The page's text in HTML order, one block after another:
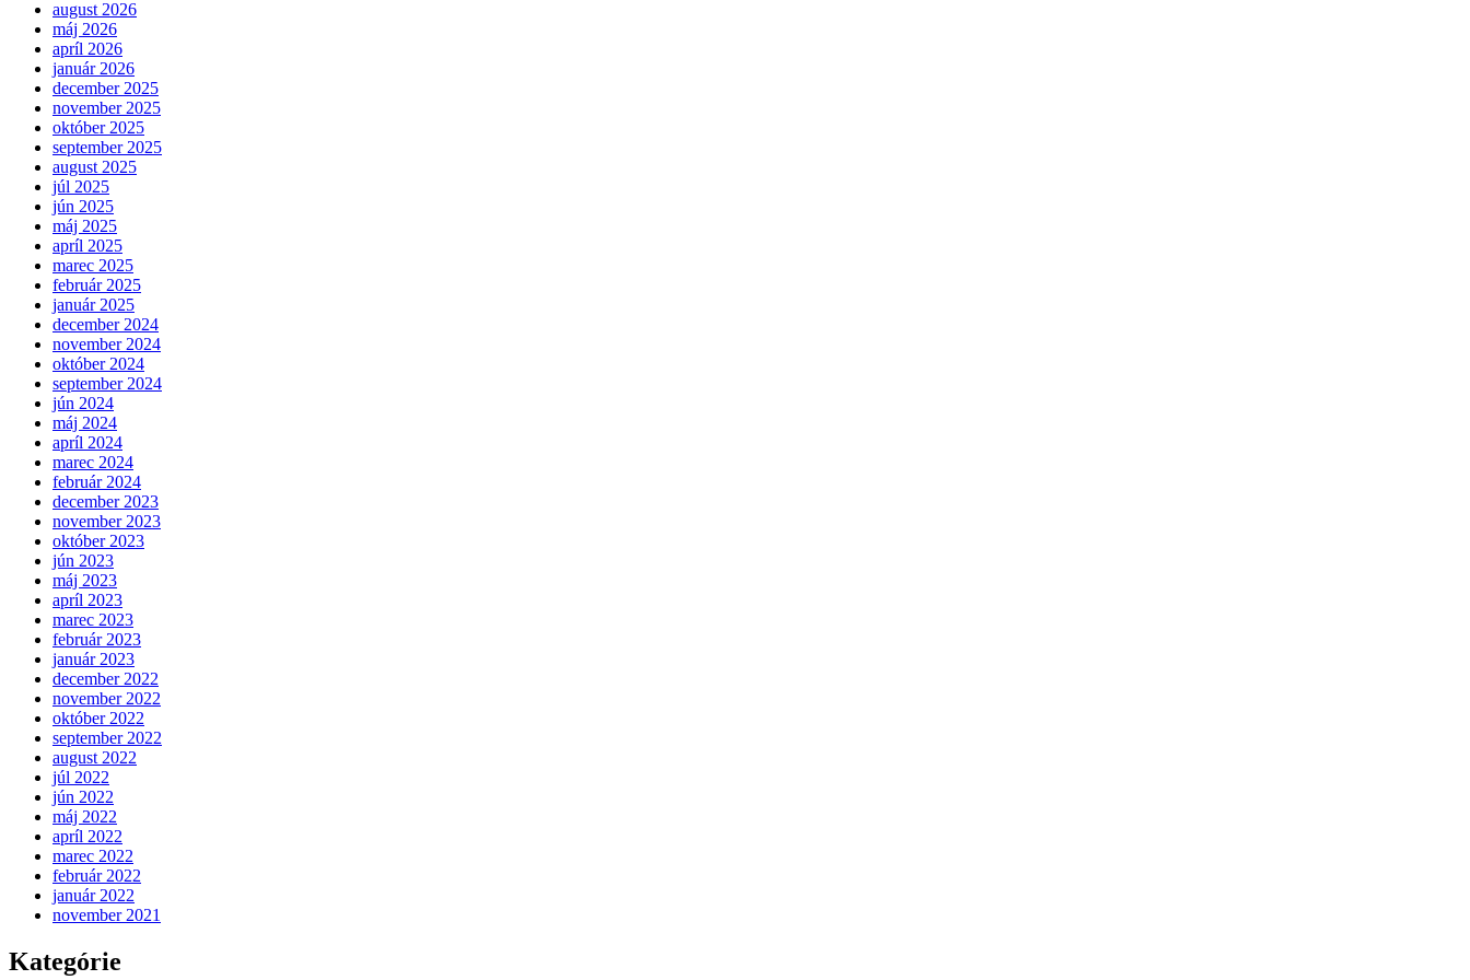
august 2026
máj 2026
apríl 2026
január 2026
december 2025
november 2025
október 2025
september 2025
august 2025
júl 2025
jún 2025
máj 2025
apríl 2025
marec 2025
február 2025
január 2025
december 2024
november 2024
október 2024
september 2024
jún 2024
máj 2024
apríl 2024
marec 2024
február 2024
december 2023
november 2023
október 2023
jún 2023
máj 2023
apríl 2023
marec 2023
február 2023
január 2023
december 2022
november 2022
október 2022
september 2022
august 2022
júl 2022
jún 2022
máj 2022
apríl 2022
marec 2022
február 2022
január 2022
november 2021
Kategórie